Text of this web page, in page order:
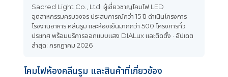
Sacred Light Co., Ltd. ผู้เชี่ยวชาญโคมไฟ LED
อุตสาหกรรมครบวงจร ประสบการณ์กว่า 15 ปี ดำเนินโครงการ
โรงงานอาหาร คลีนรูม และห้องเย็นมากกว่า 500 โครงการทั่ว
ประเทศ พร้อมบริการออกแบบแสง DIALux และติดตั้ง · อัปเดต
ล่าสุด: กรกฎาคม 2026
โคมไฟห้องคลีนรูม และสินค้าที่เกี่ยวข้อง